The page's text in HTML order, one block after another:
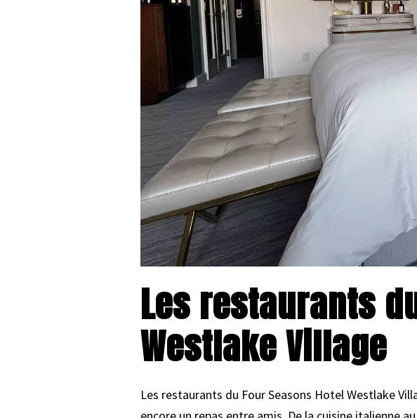
Les restaurants
Westlake Village
Les restaurants du Four Seasons Hotel Westlake